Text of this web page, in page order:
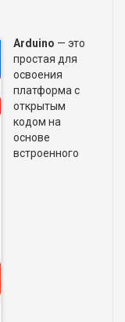
Arduino — это
простая для
освоения
платформа с
открытым
кодом на
основе
встроенного